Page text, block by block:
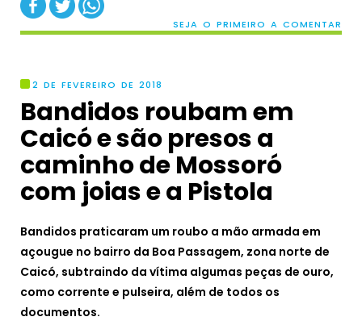
SEJA O PRIMEIRO A COMENTAR
2 DE FEVEREIRO DE 2018
Bandidos roubam em
Caicó e são presos a
caminho de Mossoró
com joias e a Pistola
Bandidos praticaram um roubo a mão armada em
açougue no bairro da Boa Passagem, zona norte de
Caicó, subtraindo da vítima algumas peças de ouro,
como corrente e pulseira, além de todos os
documentos.